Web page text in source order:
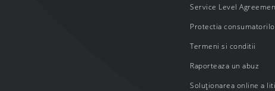
Service Level
Protectia
Termeni si conditii
Raporteaza un abuz
Soluționarea online a